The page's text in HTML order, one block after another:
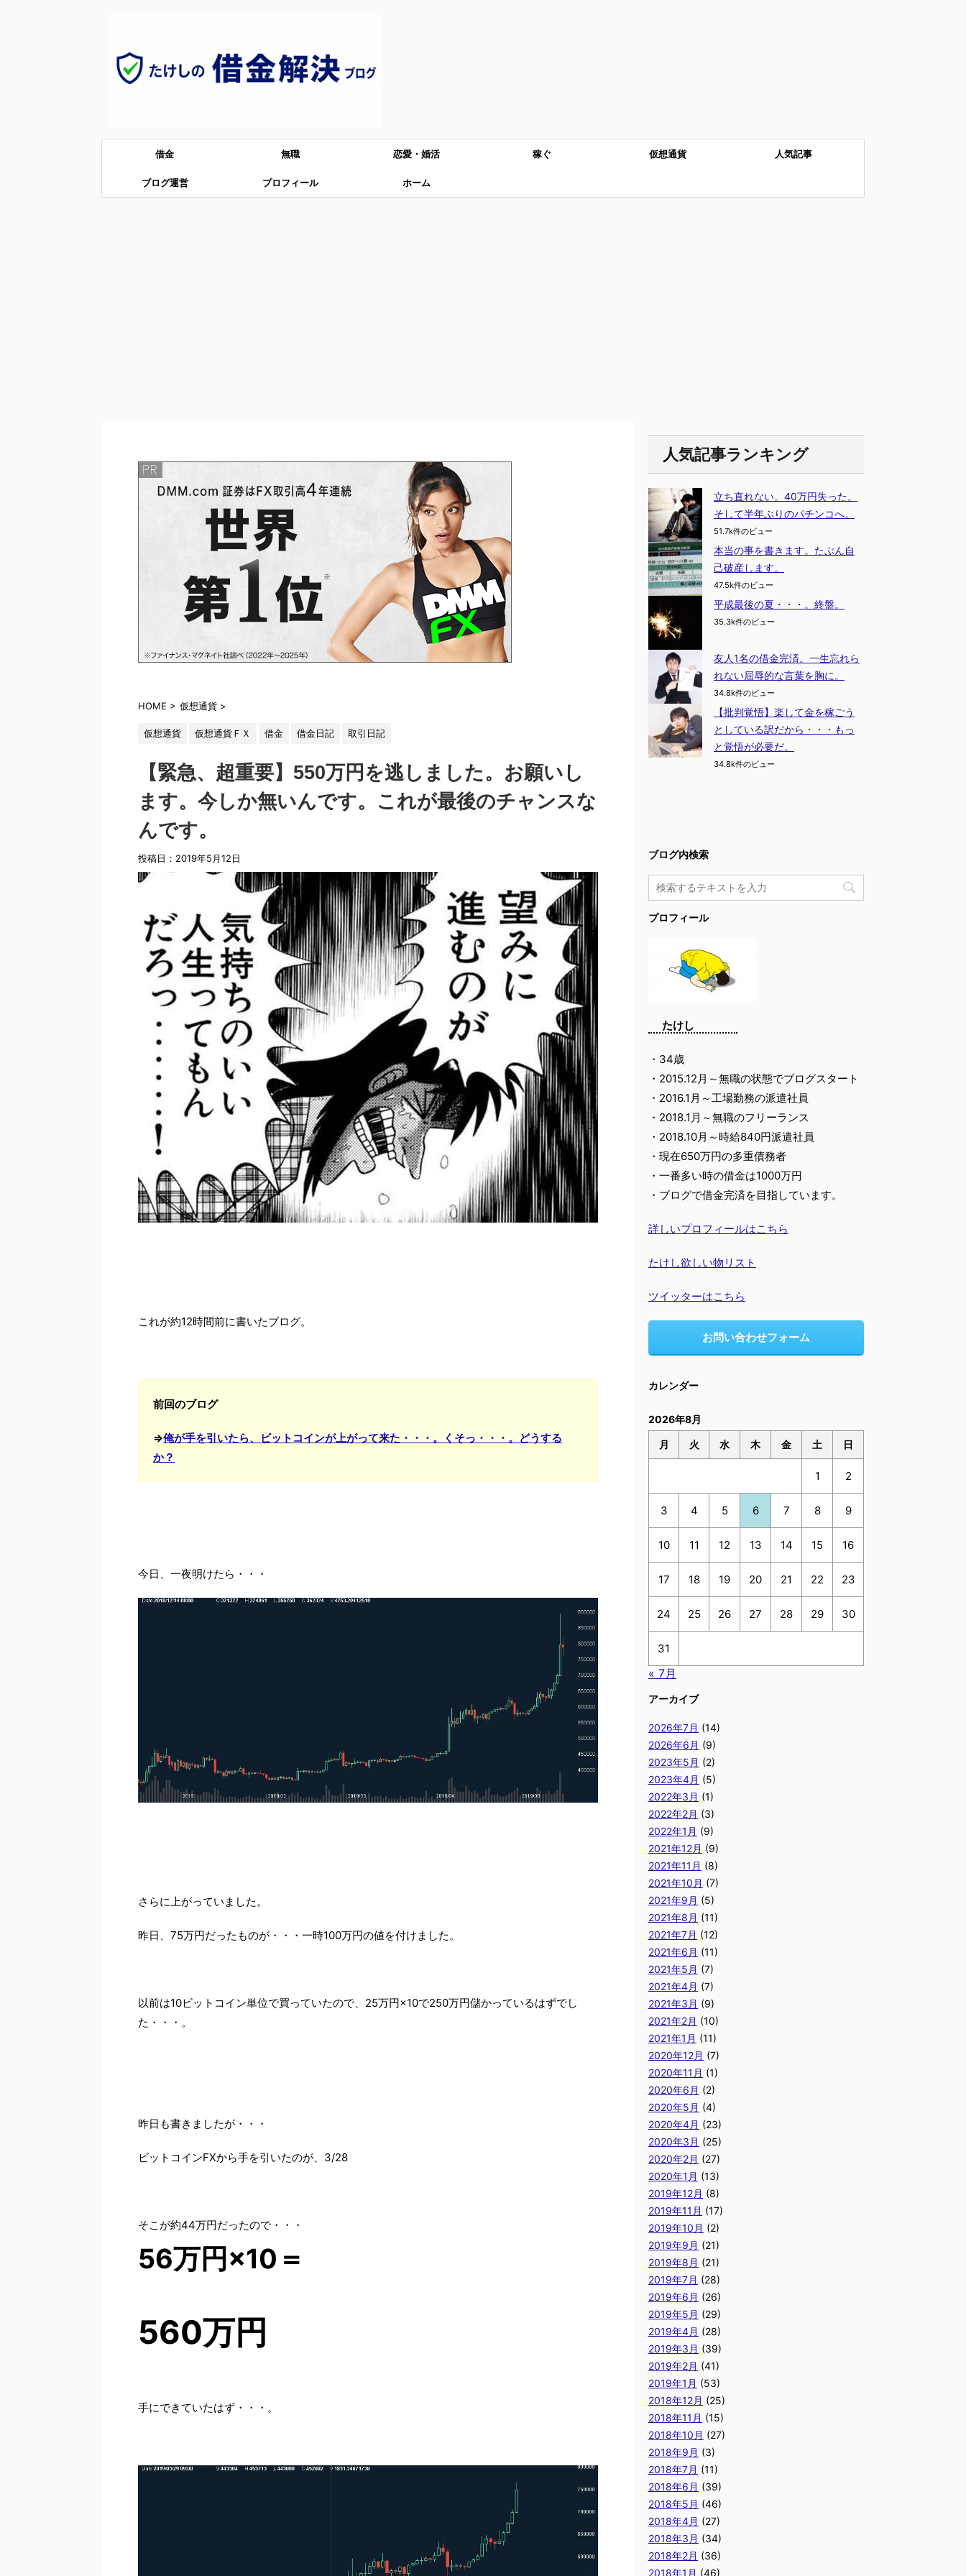
借金 無職 恋愛・婚活 稼ぐ 仮想通貨 人気記事
ブログ運営 プロフィール ホーム
HOME > 仮想通貨 >
仮想通貨 仮想通貨ＦＸ 借金 借金日記 取引日記
【緊急、超重要】550万円を逃しました。お願いし
ます。今しか無いんです。これが最後のチャンスな
んです。
投稿日：2019年5月12日
これが約12時間前に書いたブログ。
前回のブログ
⇒俺が手を引いたら、ビットコインが上がって来た・・・。くそっ・・・。どうする
か？
今日、一夜明けたら・・・
さらに上がっていました。
昨日、75万円だったものが・・・一時100万円の値を付けました。
以前は10ビットコイン単位で買っていたので、25万円×10で250万円儲かっているはずでし
た・・・。
昨日も書きましたが・・・
ビットコインFXから手を引いたのが、3/28
そこが約44万円だったので・・・
56万円×10＝
560万円
手にできていたはず・・・。
人気記事ランキング
立ち直れない。40万円失った。
そして半年ぶりのパチンコへ。
51.7k件のビュー
本当の事を書きます。たぶん自
己破産します。
47.5k件のビュー
平成最後の夏・・・。終盤。
35.3k件のビュー
友人1名の借金完済。一生忘れら
れない屈辱的な言葉を胸に。
34.8k件のビュー
【批判覚悟】楽して金を稼ごう
としている訳だから・・・もっ
と覚悟が必要だ。
34.8k件のビュー
ブログ内検索
プロフィール
たけし
・34歳
・2015.12月～無職の状態でブログスタート
・2016.1月～工場勤務の派遣社員
・2018.1月～無職のフリーランス
・2018.10月～時給840円派遣社員
・現在650万円の多重債務者
・一番多い時の借金は1000万円
・ブログで借金完済を目指しています。
詳しいプロフィールはこちら
たけし欲しい物リスト
ツイッターはこちら
お問い合わせフォーム
カレンダー
2026年8月
月 火 水 木 金 土 日
1 2
3 4 5 6 7 8 9
10 11 12 13 14 15 16
17 18 19 20 21 22 23
24 25 26 27 28 29 30
31
« 7月
アーカイブ
2026年7月 (14)
2026年6月 (9)
2023年5月 (2)
2023年4月 (5)
2022年3月 (1)
2022年2月 (3)
2022年1月 (9)
2021年12月 (9)
2021年11月 (8)
2021年10月 (7)
2021年9月 (5)
2021年8月 (11)
2021年7月 (12)
2021年6月 (11)
2021年5月 (7)
2021年4月 (7)
2021年3月 (9)
2021年2月 (10)
2021年1月 (11)
2020年12月 (7)
2020年11月 (1)
2020年6月 (2)
2020年5月 (4)
2020年4月 (23)
2020年3月 (25)
2020年2月 (27)
2020年1月 (13)
2019年12月 (8)
2019年11月 (17)
2019年10月 (2)
2019年9月 (21)
2019年8月 (21)
2019年7月 (28)
2019年6月 (26)
2019年5月 (29)
2019年4月 (28)
2019年3月 (39)
2019年2月 (41)
2019年1月 (53)
2018年12月 (25)
2018年11月 (15)
2018年10月 (27)
2018年9月 (3)
2018年7月 (11)
2018年6月 (39)
2018年5月 (46)
2018年4月 (27)
2018年3月 (34)
2018年2月 (36)
2018年1月 (46)